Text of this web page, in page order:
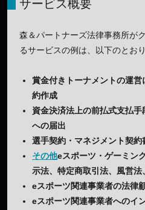
サービス概要
森＆パートナーズ法律事務所が
るサービスの例は、以下のとおり
賞金付きトーナメントの運
約作成
資金決済法上の前払式支払
への届出
選手契約・マネジメント契
その他eスポーツ・ゲーミン
示法、特定商取引法、風営
eスポーツ関連事業者の法律
eスポーツ関連事業者へのイ